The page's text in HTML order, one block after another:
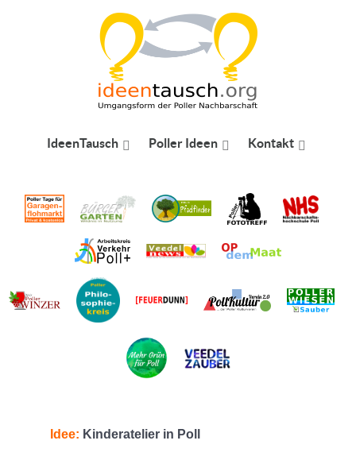
IdeenTausch Poller Ideen Kontakt
Idee: Kinderatelier in Poll